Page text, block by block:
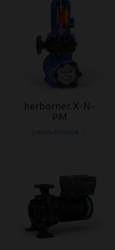
herborner.X-N-
PM
узнать больше